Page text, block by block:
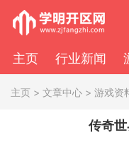
主页 行业新闻
主页 > 文章中心 > 游戏资
传奇